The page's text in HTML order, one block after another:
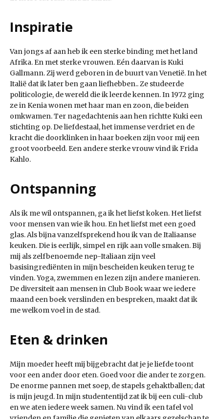
Inspiratie
Van jongs af aan heb ik een sterke binding met het land
Afrika. En met sterke vrouwen. Eén daarvan is Kuki
Gallmann. Zij werd geboren in de buurt van Venetië. In het
Italië dat ik later ben gaan liefhebben.. Ze studeerde
politicologie, de wereld die ik leerde kennen. In 1972 ging
ze in Kenia wonen met haar man en zoon, die beiden
omkwamen. Ter nagedachtenis aan hen richtte Kuki een
stichting op. De liefdestaal, het immense verdriet en de
kracht die doorklinken in haar boeken zijn voor mij een
groot voorbeeld. Een andere sterke vrouw vind ik Frida
Kahlo.
Ontspanning
Als ik me wil ontspannen, ga ik het liefst koken. Het liefst
voor mensen van wie ik hou. En het liefst met een goed
glas. Als bijna vanzelfsprekend hou ik van de Italiaanse
keuken. Die is eerlijk, simpel en rijk aan volle smaken. Bij
mij als zelfbenoemde nep-Italiaan zijn veel
basisingrediënten in mijn bescheiden keuken terug te
vinden. Yoga, zwemmen en lezen zijn andere manieren.
De diversiteit aan mensen in Club Book waar we iedere
maand een boek verslinden en bespreken, maakt dat ik
me welkom voel in de stad.
Eten & drinken
Mijn moeder heeft mij bijgebracht dat je je liefde toont
voor een ander door eten. Goed voor die ander te zorgen.
De enorme pannen met soep, de stapels gehaktballen; dat
is mijn jeugd. In mijn studententijd zat ik bij een culi-club
en we aten iedere week samen. Nu vind ik een tafel vol